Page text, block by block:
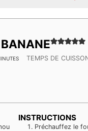
TEMPS DE
INSTRUCTIONS
Préchauffez le